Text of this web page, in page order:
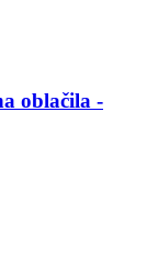
oblačila -​